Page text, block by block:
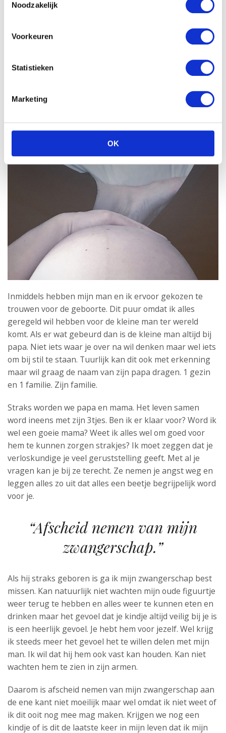
Noodzakelijk
Voorkeuren
Statistieken
Marketing
OK
geboorte van ons kindje. Nu alles zo snel dichterbij
komt voel ik aan mezelf dat ik er nog niet bij stil had
gestaan wat een inpakt het op mijn leven en ons leven
Inmiddels hebben mijn man en ik ervoor gekozen te
trouwen voor de geboorte. Dit puur omdat ik alles
geregeld wil hebben voor de kleine man ter wereld
komt. Als er wat gebeurd dan is de kleine man altijd bij
papa. Niet iets waar je over na wil denken maar wel iets
om bij stil te staan. Tuurlijk kan dit ook met erkenning
maar wil graag de naam van zijn papa dragen. 1 gezin
en 1 familie. Zijn familie.
Straks worden we papa en mama. Het leven samen
word ineens met zijn 3tjes. Ben ik er klaar voor? Word ik
wel een goeie mama? Weet ik alles wel om goed voor
hem te kunnen zorgen strakjes? Ik moet zeggen dat je
verloskundige je veel geruststelling geeft. Met al je
vragen kan je bij ze terecht. Ze nemen je angst weg en
leggen alles zo uit dat alles een beetje begrijpelijk word
voor je.
“Afscheid nemen van mijn
zwangerschap.”
Als hij straks geboren is ga ik mijn zwangerschap best
missen. Kan natuurlijk niet wachten mijn oude figuurtje
weer terug te hebben en alles weer te kunnen eten en
drinken maar het gevoel dat je kindje altijd veilig bij je is
is een heerlijk gevoel. Je hebt hem voor jezelf. Wel krijg
ik steeds meer het gevoel het te willen delen met mijn
man. Ik wil dat hij hem ook vast kan houden. Kan niet
wachten hem te zien in zijn armen.
Daarom is afscheid nemen van mijn zwangerschap aan
de ene kant niet moeilijk maar wel omdat ik niet weet of
ik dit ooit nog mee mag maken. Krijgen we nog een
kindje of is dit de laatste keer in mijn leven dat ik mijn